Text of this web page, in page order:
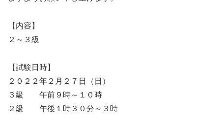
【内容】
２～３級
【試験日時】
２０２２年２月２７日（日）
３級 午前９時～１０時
２級 午後１時３０分～３時